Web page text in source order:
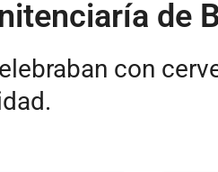
de
con